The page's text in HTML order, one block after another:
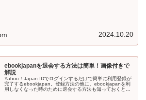
2024.10.20
ebookjapanを退会する方法は簡単！画像付きで
解説
Yahoo！Japan IDでログインするだけで簡単に利用登録が
完了するebookjapan。登録方法の他に、ebookjapanを利
用しなくなった時のために退会する方法も知っておくと安